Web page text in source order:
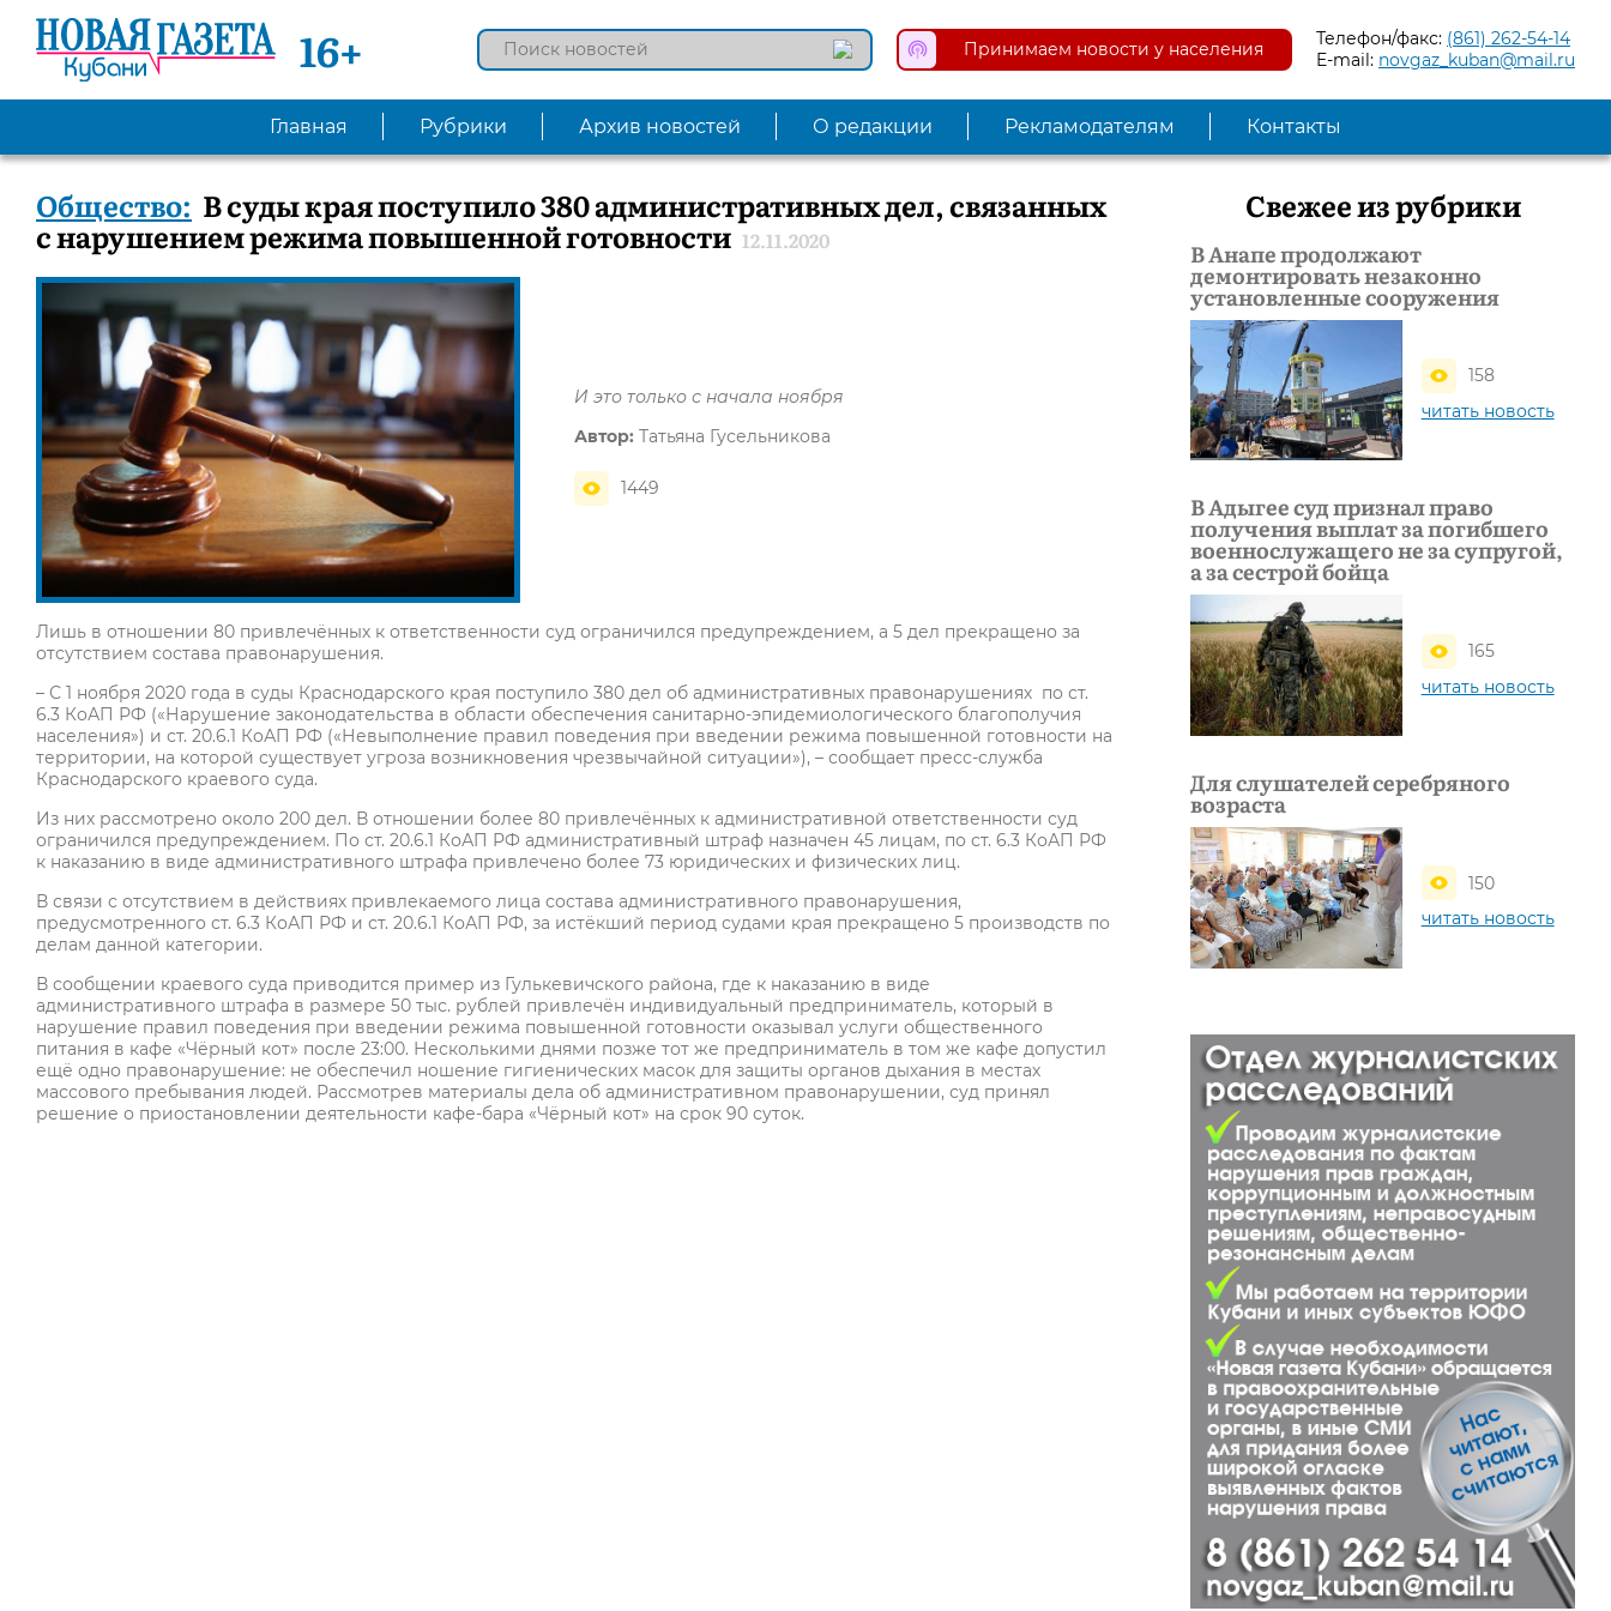
16+ Принимаем новости у населения Телефон/факс: (861) 262-54-14
E-mail: novgaz_kuban@mail.ru
Главная Рубрики Архив новостей О редакции Рекламодателям Контакты
Общество: В суды края поступило 380 административных дел, связанных
с нарушением режима повышенной готовности 12.11.2020
И это только с начала ноября
Автор: Татьяна Гусельникова
1449
Лишь в отношении 80 привлечённых к ответственности суд ограничился предупреждением, а 5 дел прекращено за
отсутствием состава правонарушения.
– С 1 ноября 2020 года в суды Краснодарского края поступило 380 дел об административных правонарушениях по ст.
6.3 КоАП РФ («Нарушение законодательства в области обеспечения санитарно-эпидемиологического благополучия
населения») и ст. 20.6.1 КоАП РФ («Невыполнение правил поведения при введении режима повышенной готовности на
территории, на которой существует угроза возникновения чрезвычайной ситуации»), – сообщает пресс-служба
Краснодарского краевого суда.
Из них рассмотрено около 200 дел. В отношении более 80 привлечённых к административной ответственности суд
ограничился предупреждением. По ст. 20.6.1 КоАП РФ административный штраф назначен 45 лицам, по ст. 6.3 КоАП РФ
к наказанию в виде административного штрафа привлечено более 73 юридических и физических лиц.
В связи с отсутствием в действиях привлекаемого лица состава административного правонарушения,
предусмотренного ст. 6.3 КоАП РФ и ст. 20.6.1 КоАП РФ, за истёкший период судами края прекращено 5 производств по
делам данной категории.
В сообщении краевого суда приводится пример из Гулькевичского района, где к наказанию в виде
административного штрафа в размере 50 тыс. рублей привлечён индивидуальный предприниматель, который в
нарушение правил поведения при введении режима повышенной готовности оказывал услуги общественного
питания в кафе «Чёрный кот» после 23:00. Несколькими днями позже тот же предприниматель в том же кафе допустил
ещё одно правонарушение: не обеспечил ношение гигиенических масок для защиты органов дыхания в местах
массового пребывания людей. Рассмотрев материалы дела об административном правонарушении, суд принял
решение о приостановлении деятельности кафе-бара «Чёрный кот» на срок 90 суток.
Свежее из рубрики
В Анапе продолжают
демонтировать незаконно
установленные сооружения
158
читать новость
В Адыгее суд признал право
получения выплат за погибшего
военнослужащего не за супругой,
а за сестрой бойца
165
читать новость
Для слушателей серебряного
возраста
150
читать новость